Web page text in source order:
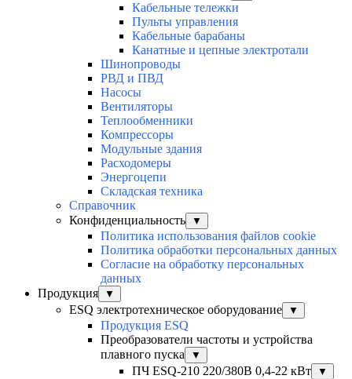
Кабельные тележки
Пульты управления
Кабельные барабаны
Канатные и цепные электротали
Шинопроводы
РВД и ПВД
Насосы
Вентиляторы
Теплообменники
Компрессоры
Модульные здания
Расходомеры
Энергоцепи
Складская техника
Справочник
Конфиденциальность
▼
Политика использования файлов cookie
Политика обработки персональных данных
Согласие на обработку персональных
данных
Продукция
▼
ESQ электротехническое оборудование ▼
Продукция ESQ
Преобразователи частоты и устройства
плавного пуска
▼
ПЧ ESQ-210 220/380В 0,4-22 кВт ▼